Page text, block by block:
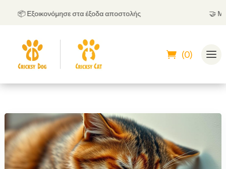
📦 Εξοικονόμησε στα έξοδα αποστολής
(0)